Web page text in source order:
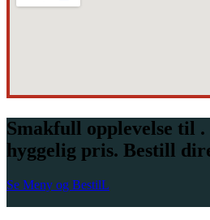
Smakfull opplevelse til .
hyggelig pris. Bestill
Se Meny og BestilL